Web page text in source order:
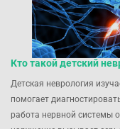
Кто такой детский
Детская неврология
помогает
работа нервной системы